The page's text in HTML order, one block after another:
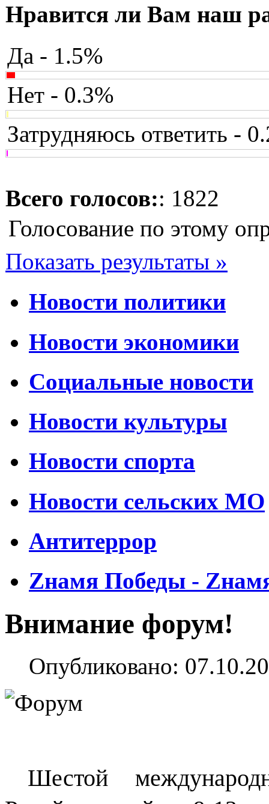
Нравится ли Вам наш
Да - 1.5%
Нет - 0.3%
Затрудняюсь ответить -
Всего голосов:: 1822
Голосование по этому
Показать результаты »
Новости политики
Новости экономики
Социальные новости
Новости культуры
Новости спорта
Новости сельских МО
Антитеррор
Zнамя Победы -
Внимание форум!
Опубликовано:
Шестой